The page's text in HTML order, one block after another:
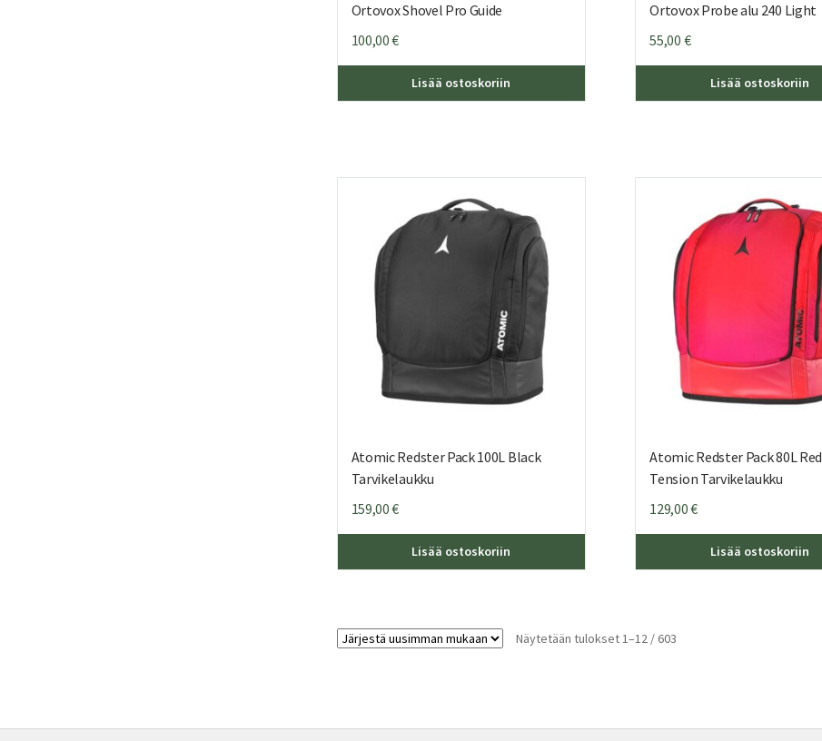
Ortovox Shovel Pro Guide
100,00€
Lisää ostoskoriin
Ortovox Probe alu 240 Light
55,00 €
Lisää ostoskoriin
Atomic Redster Pack 100L Black
Tarvikelaukku
159,00€
Lisää ostoskoriin
Atomic Redster Pack 80L Red
Tension Tarvikelaukku
129,00€
Lisää ostoskoriin
Näytetään tulokset 1–12 / 603Sorted